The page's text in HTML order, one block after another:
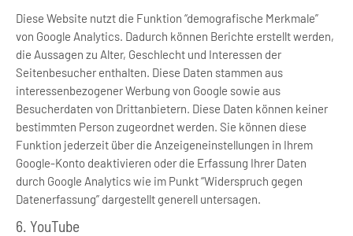
Diese Website nutzt die Funktion “demografische Merkmale”
von Google Analytics. Dadurch können Berichte erstellt werden,
die Aussagen zu Alter, Geschlecht und Interessen der
Seitenbesucher enthalten. Diese Daten stammen aus
interessenbezogener Werbung von Google sowie aus
Besucherdaten von Drittanbietern. Diese Daten können keiner
bestimmten Person zugeordnet werden. Sie können diese
Funktion jederzeit über die Anzeigeneinstellungen in Ihrem
Google-Konto deaktivieren oder die Erfassung Ihrer Daten
durch Google Analytics wie im Punkt “Widerspruch gegen
Datenerfassung” dargestellt generell untersagen.
6. YouTube